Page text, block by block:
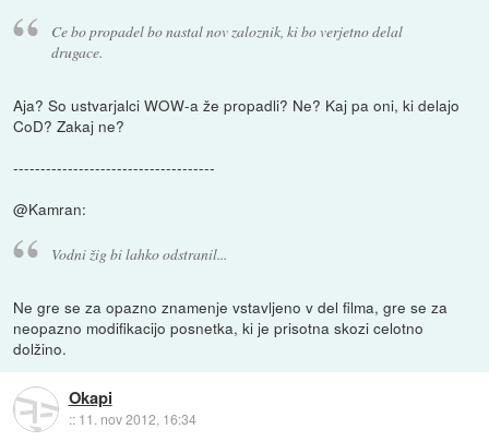
Ce bo propadel bo nastal nov zaloznik, ki bo verjetno delal
drugace.
Aja? So ustvarjalci WOW-a že propadli? Ne? Kaj pa oni, ki delajo
CoD? Zakaj ne?
-------------------------------------
@Kamran:
Vodni žig bi lahko odstranil...
Ne gre se za opazno znamenje vstavljeno v del filma, gre se za
neopazno modifikacijo posnetka, ki je prisotna skozi celotno
dolžino.
Okapi
:: 11. nov 2012, 16:34